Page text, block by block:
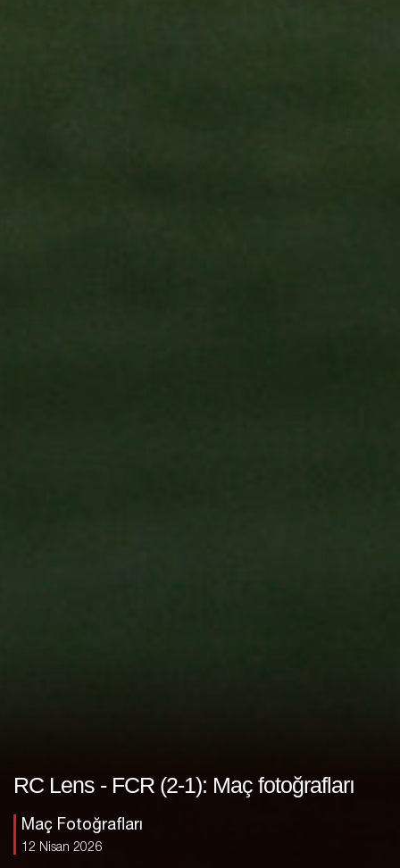
RC Lens - FCR (2-1): Maç fotoğrafları
Maç Fotoğrafları
12 Nisan 2026